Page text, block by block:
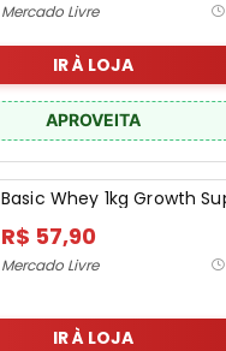
Mercado Livre
IR À LOJA
APROVEITA
Basic Whey 1kg Growth
R$ 57,90
Mercado Livre
IR À LOJA